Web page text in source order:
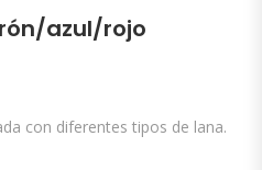
azul/rojo
con diferentes tipos de lana.